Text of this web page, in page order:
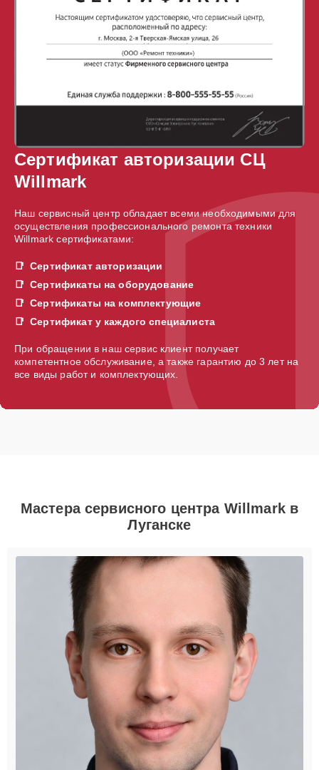
Сертификат авторизации СЦ
Willmark
Наш сервисный центр обладает всеми необходимыми для
осуществления профессионального ремонта техники
Willmark сертификатами:
Сертификат авторизации
Сертификаты на оборудование
Сертификаты на комплектующие
Сертификат у каждого специалиста
При обращении в наш сервис клиент получает
компетентное обслуживание, а также гарантию до 3 лет на
все виды работ и комплектующих.
Мастера сервисного центра Willmark в
Луганске